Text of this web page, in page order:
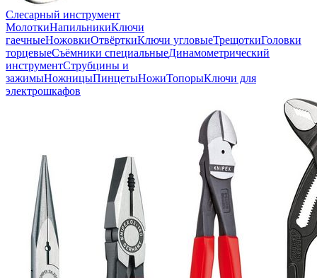
Слесарный инструмент
МолоткиНапильникиКлючи
гаечныеНожовкиОтвёрткиКлючи угловыеТрещоткиГоловки
торцевыеСъёмники специальныеДинамометрический
инструментСтрубцины и
зажимыНожницыПинцетыНожиТопорыКлючи для
электрошкафов